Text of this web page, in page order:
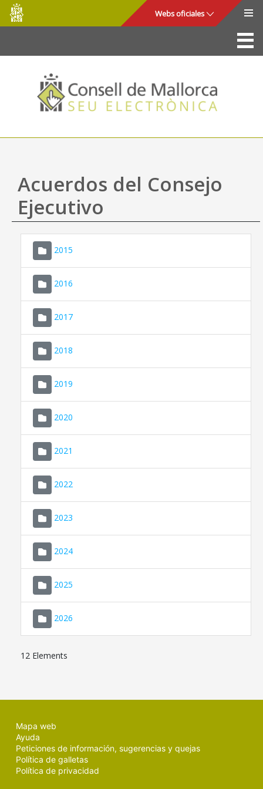
Saltar al contenido principal
Consell
de
Mallorca
Webs oficiales
La Sede
Consejo de Mallorca
Acceso y seguridad
Utilidades
Mapa web
Ayuda
Acuerdos del Consejo
Ejecutivo
2015
2016
2017
2018
2019
2020
2021
2022
2023
2024
2025
2026
12 Elements
Mapa web
Ayuda
Peticiones de información, sugerencias y quejas
Política de galletas
Política de privacidad